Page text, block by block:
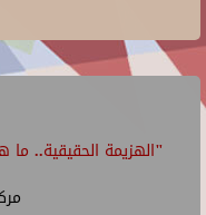
"الهزيمة الحقيقية..